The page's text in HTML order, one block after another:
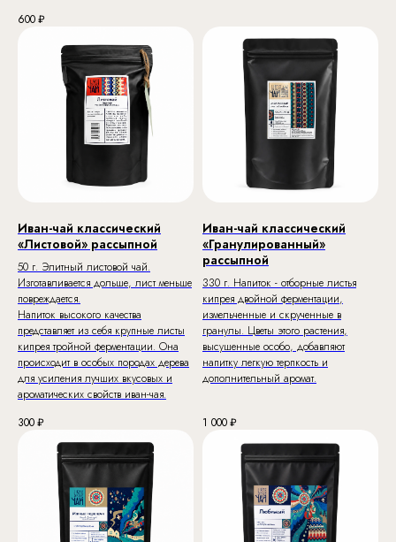
600₽
Иван-чай классический
«Листовой» рассыпной
50 г. Элитный листовой чай.
Изготавливается дольше, лист меньше
повреждается.
Напиток высокого качества
представляет из себя крупные листы
кипрея тройной ферментации. Она
происходит в особых породах дерева
для усиления лучших вкусовых и
ароматических свойств иван-чая.
300₽
Иван-чай классический
«Гранулированный»
рассыпной
330 г. Напиток - отборные листья
кипрея двойной ферментации,
измельченные и скрученные в
гранулы. Цветы этого растения,
высушенные особо, добавляют
напитку легкую терпкость и
дополнительный аромат.
1 000₽